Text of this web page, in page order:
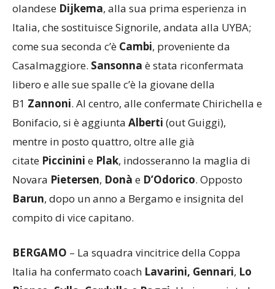
olandese Dijkema, alla sua prima esperienza in
Italia, che sostituisce Signorile, andata alla UYBA;
come sua seconda c’è Cambi, proveniente da
Casalmaggiore. Sansonna è stata riconfermata
libero e alle sue spalle c’è la giovane della
B1 Zannoni. Al centro, alle confermate Chirichella e
Bonifacio, si è aggiunta Alberti (out Guiggi),
mentre in posto quattro, oltre alle già
citate Piccinini e Plak, indosseranno la maglia di
Novara Pietersen, Donà e D’Odorico. Opposto
Barun, dopo un anno a Bergamo e insignita del
compito di vice capitano.
BERGAMO – La squadra vincitrice della Coppa
Italia ha confermato coach Lavarini, Gennari, Lo